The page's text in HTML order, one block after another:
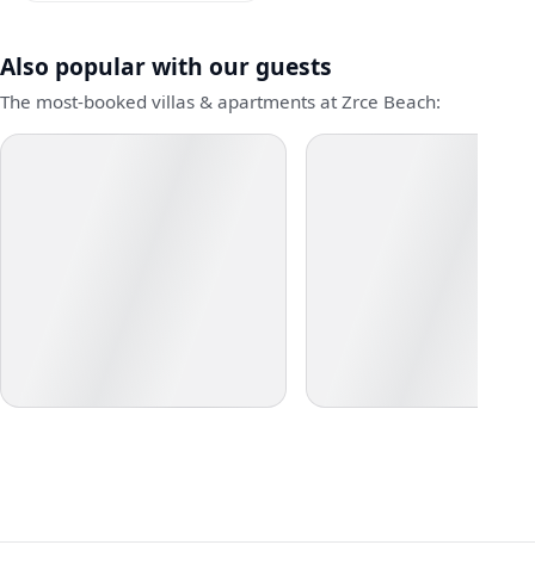
Also popular with our guests
The most-booked villas & apartments at Zrce Beach: